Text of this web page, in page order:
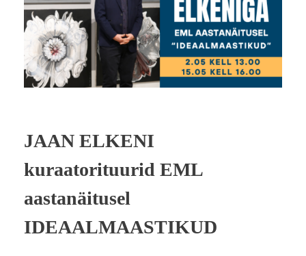
JAAN ELKENI
kuraatorituurid EML
aastanäitusel
IDEAALMAASTIKUD